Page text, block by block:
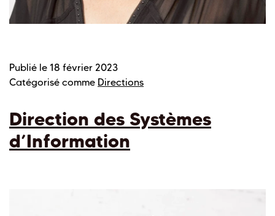
Publié le 18 février 2023
Catégorisé comme Directions
Direction des Systèmes
d’Information